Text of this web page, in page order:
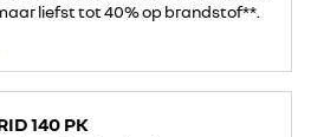
liefst tot 40% op brandstof**.
140 PK